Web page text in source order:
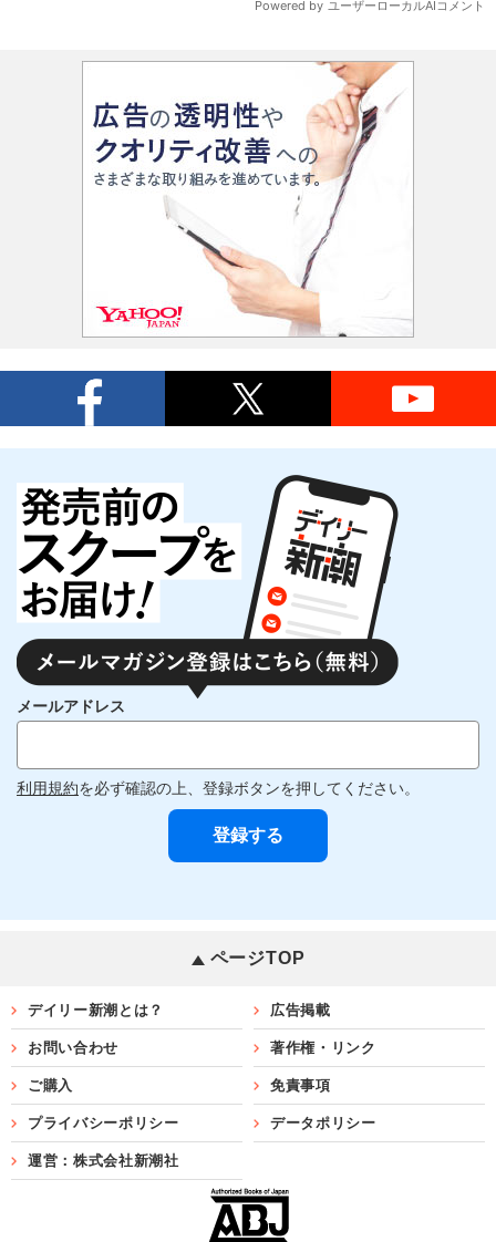
メールアドレス
利用規約を必ず確認の上、登録ボタンを押してください。
ページTOP
デイリー新潮とは？ 広告掲載
お問い合わせ 著作権・リンク
ご購入 免責事項
プライバシーポリシー データポリシー
運営：株式会社新潮社